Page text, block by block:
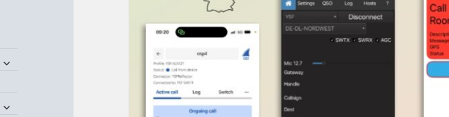
untermenü
untermenü